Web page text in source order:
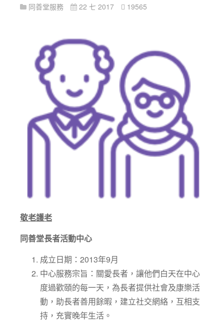
同善堂服務 22 七 2017 19565
敬老護老
同善堂長者活動中心
成立日期：2013年9月
中心服務宗旨：關愛長者，讓他們白天在中心
度過歡頤的每一天，為長者提供社會及康樂活
動，助長者善用餘暇，建立社交網絡，互相支
持，充實晚年生活。